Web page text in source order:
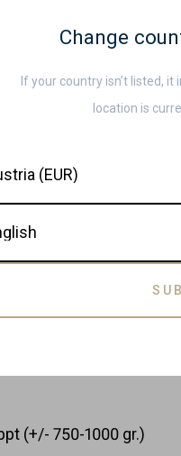
(+/- 750-1000 gr.)
Change
If your country isn’t listed,
location is